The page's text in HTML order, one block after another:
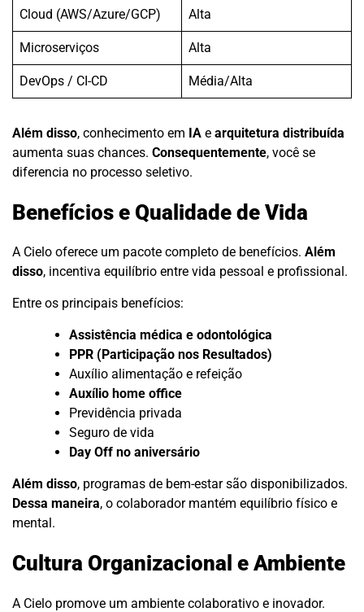
Cloud (AWS/Azure/GCP) Alta
Microserviços Alta
DevOps / CI-CD Média/Alta
Além disso, conhecimento em IA e arquitetura distribuída
aumenta suas chances. Consequentemente, você se
diferencia no processo seletivo.
Benefícios e Qualidade de Vida
A Cielo oferece um pacote completo de benefícios. Além
disso, incentiva equilíbrio entre vida pessoal e profissional.
Entre os principais benefícios:
Assistência médica e odontológica
PPR (Participação nos Resultados)
Auxílio alimentação e refeição
Auxílio home office
Previdência privada
Seguro de vida
Day Off no aniversário
Além disso, programas de bem-estar são disponibilizados.
Dessa maneira, o colaborador mantém equilíbrio físico e
mental.
Cultura Organizacional e Ambiente
A Cielo promove um ambiente colaborativo e inovador.